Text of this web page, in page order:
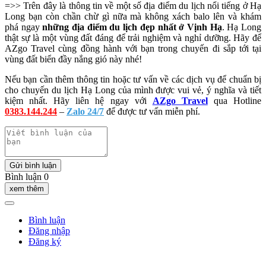
=>> Trên đây là thông tin về một số địa điểm du lịch nổi tiếng ở Hạ
Long bạn còn chần chừ gì nữa mà không xách balo lên và khám
phá ngaynhững địa điểm du lịch đẹp nhất ở Vịnh Hạ. Hạ Long
thật sự là một vùng đất đáng để trải nghiệm và nghỉ dưỡng. Hãy để
AZgo Travel cùng đồng hành với bạn trong chuyến đi sắp tới tại
vùng đất biển đầy nắng gió này nhé!
Nếu bạn cần thêm thông tin hoặc tư vấn về các dịch vụ để chuẩn bị
cho chuyến du lịch Hạ Long của mình được vui vẻ, ý nghĩa và tiết
kiệm nhất. Hãy liên hệ ngay với AZgo Travelqua Hotline
0383.144.244 – Zalo 24/7 để được tư vấn miễn phí.
Gửi bình luận
Bình luận 0
xem thêm
Bình luận
Đăng nhập
Đăng ký